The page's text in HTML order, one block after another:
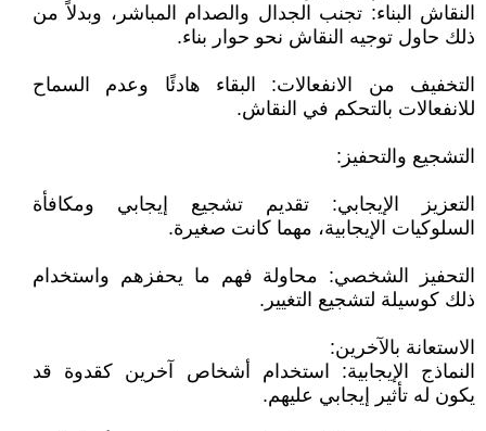
النقاش البناء: تجنب الجدال والصدام المباشر، وبدلاً من
ذلك حاول توجيه النقاش نحو حوار بناء.
التخفيف من الانفعالات: البقاء هادئًا وعدم السماح
للانفعالات بالتحكم في النقاش.
التشجيع والتحفيز:
التعزيز الإيجابي: تقديم تشجيع إيجابي ومكافأة
السلوكيات الإيجابية، مهما كانت صغيرة.
التحفيز الشخصي: محاولة فهم ما يحفزهم واستخدام
ذلك كوسيلة لتشجيع التغيير.
الاستعانة بالآخرين:
النماذج الإيجابية: استخدام أشخاص آخرين كقدوة قد
يكون له تأثير إيجابي عليهم.